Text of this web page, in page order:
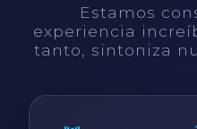
Estamos
experiencia
tanto, sintoniza